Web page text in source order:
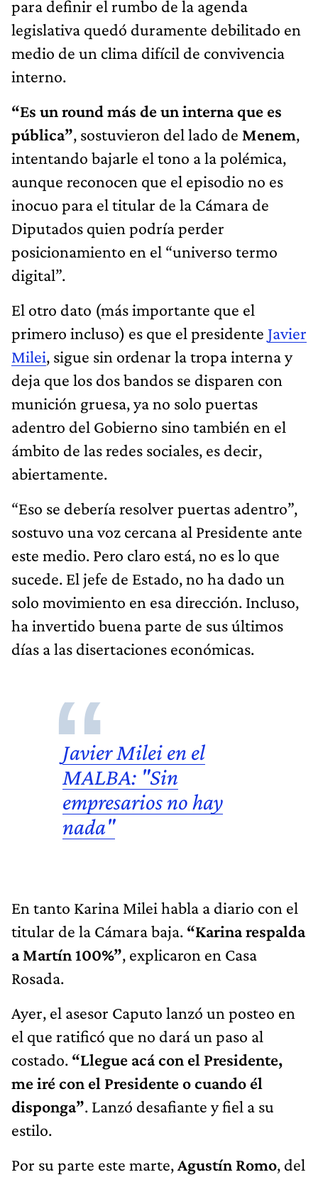
para definir el rumbo de la agenda
legislativa quedó duramente debilitado en
medio de un clima difícil de convivencia
interno.
“Es un round más de un interna que es
pública”, sostuvieron del lado de Menem,
intentando bajarle el tono a la polémica,
aunque reconocen que el episodio no es
inocuo para el titular de la Cámara de
Diputados quien podría perder
posicionamiento en el “universo termo
digital”.
El otro dato (más importante que el
primero incluso) es que el presidente Javier
Milei, sigue sin ordenar la tropa interna y
deja que los dos bandos se disparen con
munición gruesa, ya no solo puertas
adentro del Gobierno sino también en el
ámbito de las redes sociales, es decir,
abiertamente.
“Eso se debería resolver puertas adentro”,
sostuvo una voz cercana al Presidente ante
este medio. Pero claro está, no es lo que
sucede. El jefe de Estado, no ha dado un
solo movimiento en esa dirección. Incluso,
ha invertido buena parte de sus últimos
días a las disertaciones económicas.
Javier Milei en el
MALBA: "Sin
empresarios no hay
nada"
En tanto Karina Milei habla a diario con el
titular de la Cámara baja. “Karina respalda
a Martín 100%”, explicaron en Casa
Rosada.
Ayer, el asesor Caputo lanzó un posteo en
el que ratificó que no dará un paso al
costado. “Llegue acá con el Presidente,
me iré con el Presidente o cuando él
disponga”. Lanzó desafiante y fiel a su
estilo.
Por su parte este marte,Agustín Romo, del